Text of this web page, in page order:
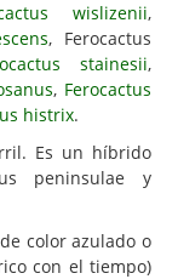
wislizenii,
, Ferocactus
stainesii,
, Ferocactus
histrix.
Es un híbrido
peninsulae y
de color azulado o
con el tiempo)